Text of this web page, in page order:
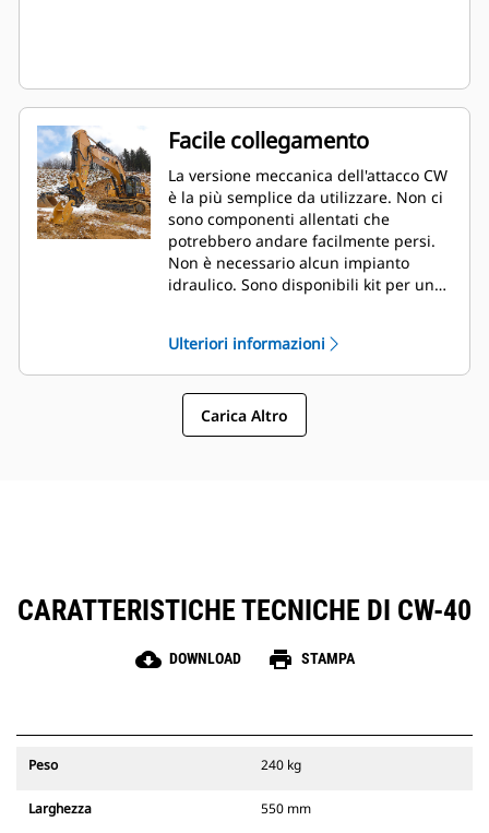
Facile collegamento
La versione meccanica dell'attacco CW
è la più semplice da utilizzare. Non ci
sono componenti allentati che
potrebbero andare facilmente persi.
Non è necessario alcun impianto
idraulico. Sono disponibili kit per una
Ulteriori informazioni
Carica Altro
CARATTERISTICHE TECNICHE DI CW-40
cloud_download DOWNLOAD print STAMPA
Peso 240 kg
Larghezza 550 mm